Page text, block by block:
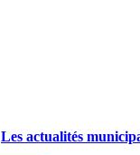
Les actualités